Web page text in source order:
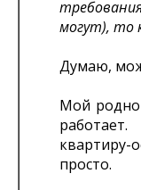
могут), то
Думаю,
Мой
квартиру-
просто.